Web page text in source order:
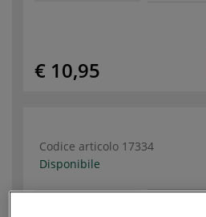
€ 10,95
Codice articolo 17334
Disponibile